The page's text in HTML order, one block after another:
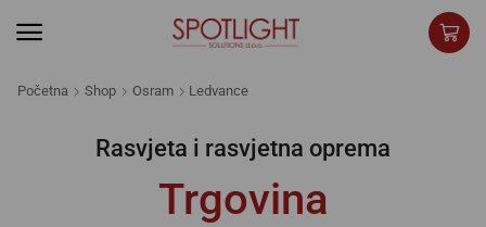
Početna Shop Osram Ledvance
Rasvjeta i rasvjetna oprema
Trgovina